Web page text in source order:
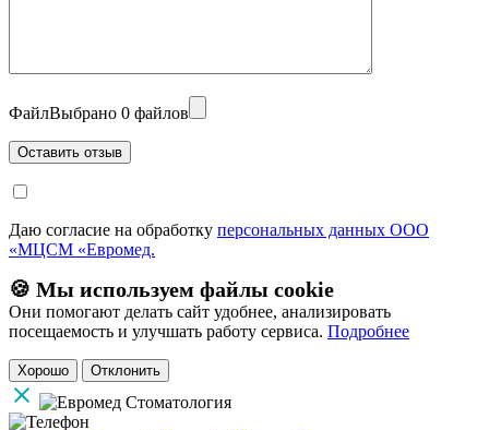
ФайлВыбрано 0 файлов
Даю согласие на обработку персональных данных ООО
«МЦСМ «Евромед.
🍪 Мы используем файлы cookie
Они помогают делать сайт удобнее, анализировать
посещаемость и улучшать работу сервиса. Подробнее
Хорошо Отклонить